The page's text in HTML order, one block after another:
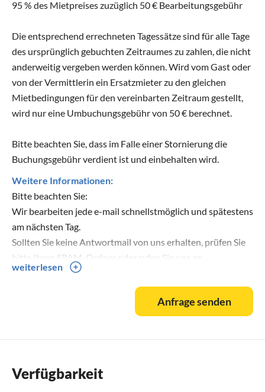
95 % des Mietpreises zuzüglich 50 € Bearbeitungsgebühr
Die entsprechend errechneten Tagessätze sind für alle Tage
des ursprünglich gebuchten Zeitraumes zu zahlen, die nicht
anderweitig vergeben werden können. Wird vom Gast oder
von der Vermittlerin ein Ersatzmieter zu den gleichen
Mietbedingungen für den vereinbarten Zeitraum gestellt,
wird nur eine Umbuchungsgebühr von 50 € berechnet.
Bitte beachten Sie, dass im Falle einer Stornierung die
Buchungsgebühr verdient ist und einbehalten wird.
Weitere Informationen:
Bitte beachten Sie:
Wir bearbeiten jede e-mail schnellstmöglich und spätestens
am nächsten Tag.
Sollten Sie keine Antwortmail von uns erhalten, prüfen Sie
bitte Ihren SPAM-Ordner oder rufen Sie uns an.
Wenn uns Ihre Mailanfrage werktags zwischen Uhr
erreicht, rufen wir Sie gern umgehend zurück und
informieren Sie zu Ihrem Buchungswunsch. Bitte teilen Sie
uns dafür Ihre Telefonnummer mit.
weiterlesen
Anfrage senden
Verfügbarkeit